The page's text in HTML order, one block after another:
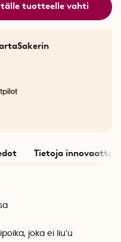
tälle tuotteelle vahti
Tietoja
joka ei liu’u